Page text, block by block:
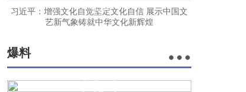
习近平：增强文化自觉坚定文化自信 展示中国文
艺新气象铸就中华文化新辉煌
爆料